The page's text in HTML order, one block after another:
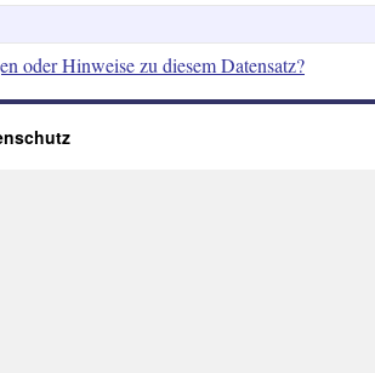
oder Hinweise zu diesem Datensatz?